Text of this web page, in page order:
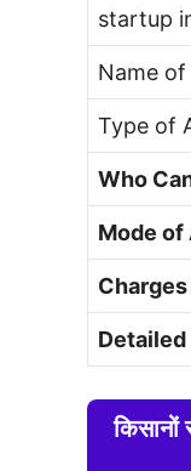
startup
Name
Type of
Who
Mode